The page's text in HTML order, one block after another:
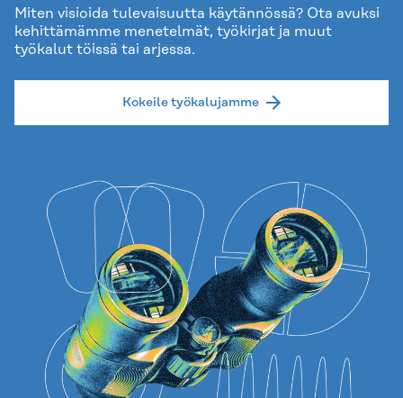
Miten visioida tulevaisuutta käytännössä? Ota avuksi
kehittämämme menetelmät, työkirjat ja muut
työkalut töissä tai arjessa.
Kokeile työkalujamme